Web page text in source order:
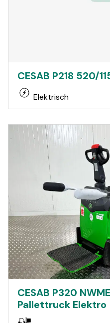
CESAB P218 520/
Elektrisch
CESAB P320
Pallettruck Elektro